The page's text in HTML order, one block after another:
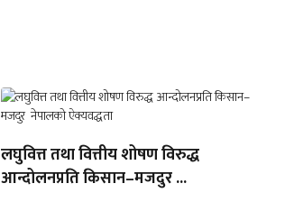
लघुवित्त तथा वित्तीय शोषण विरुद्ध
आन्दोलनप्रति किसान–मजदुर ...